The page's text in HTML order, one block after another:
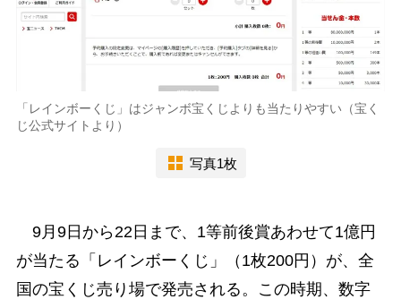
「レインボーくじ」はジャンボ宝くじよりも当たりやすい（宝く
じ公式サイトより）
写真1枚
9月9日から22日まで、1等前後賞あわせて1億円
が当たる「レインボーくじ」（1枚200円）が、全
国の宝くじ売り場で発売される。この時期、数字